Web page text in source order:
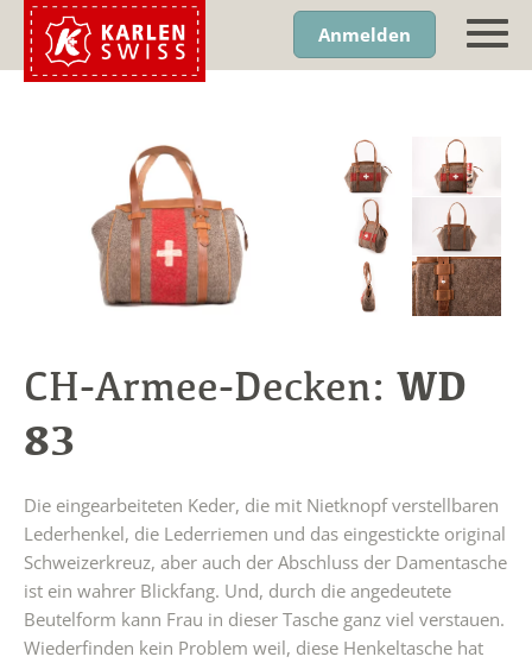
Anmelden
CH-Armee-Decken: WD
83
Die eingearbeiteten Keder, die mit Nietknopf verstellbaren
Lederhenkel, die Lederriemen und das eingestickte original
Schweizerkreuz, aber auch der Abschluss der Damentasche
ist ein wahrer Blickfang. Und, durch die angedeutete
Beutelform kann Frau in dieser Tasche ganz viel verstauen.
Wiederfinden kein Problem weil, diese Henkeltasche hat